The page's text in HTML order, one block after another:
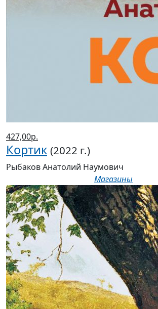
427,00р.
Кортик (2022 г.)
Рыбаков Анатолий Наумович
Магазины